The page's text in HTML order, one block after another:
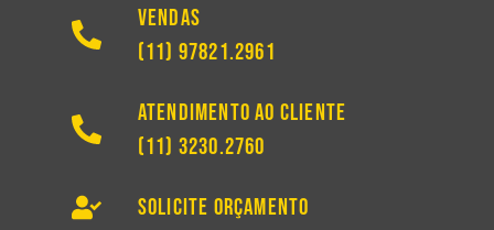
Vendas
(11) 97821.2961
Atendimento ao Cliente
(11) 3230.2760
Solicite Orçamento